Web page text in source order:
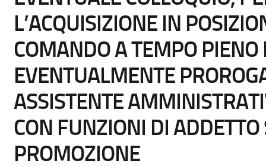
L’ACQUISIZIONE IN
COMANDO A TEMPO
EVENTUALMENTE
ASSISTENTE
CON FUNZIONI DI
PROMOZIONE